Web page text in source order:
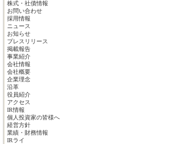
株式・社債情報
お問い合わせ
採用情報
ニュース
お知らせ
プレスリリース
掲載報告
事業紹介
会社情報
会社概要
企業理念
沿革
役員紹介
アクセス
IR情報
個人投資家の皆様へ
経営方針
業績・財務情報
IRライ